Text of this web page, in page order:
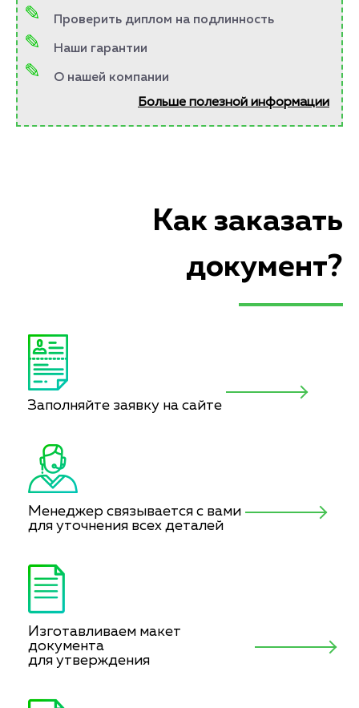
Проверить диплом на подлинность
Наши гарантии
О нашей компании
Больше полезной информации
Как заказать
документ?
Заполняйте заявку на сайте
Менеджер связывается с вами
для уточнения всех деталей
Изготавливаем макет
документа
для утверждения